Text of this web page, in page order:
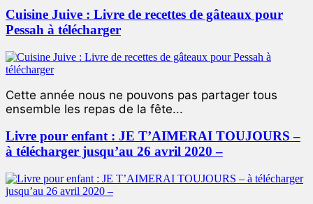
Cuisine Juive : Livre de recettes de gâteaux pour
Pessah à télécharger
Cette année nous ne pouvons pas partager tous
ensemble les repas de la fête...
Livre pour enfant : JE T’AIMERAI TOUJOURS –
à télécharger jusqu’au 26 avril 2020 –